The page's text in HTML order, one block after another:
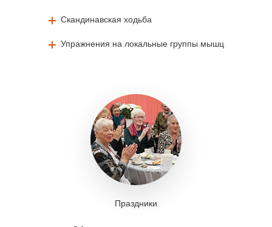
Скандинавская ходьба
Упражнения на локальные группы мышц
Праздники